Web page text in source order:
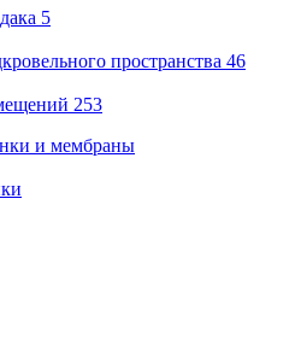
5
пространства 46
253
и мембраны